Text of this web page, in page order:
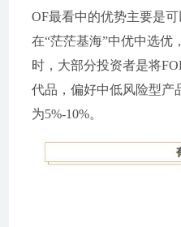
OF最看中的优势主要是
在“茫茫基海”中优中选优
时，大部分投资者是将
代品，偏好中低风险型产
为5%-10%。